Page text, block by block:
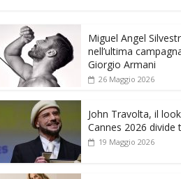
Miguel Angel
nell’ultima
Giorgio Armani
26 Maggio 2026
John Travolta, il
Cannes 2026 divide
19 Maggio 2026